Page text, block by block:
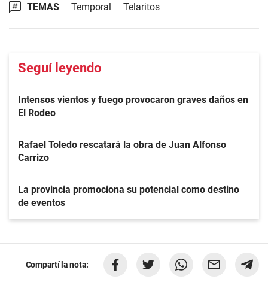
TEMAS Temporal Telaritos
Seguí leyendo
Intensos vientos y fuego provocaron graves daños en
El Rodeo
Rafael Toledo rescatará la obra de Juan Alfonso
Carrizo
La provincia promociona su potencial como destino
de eventos
Compartí la nota: